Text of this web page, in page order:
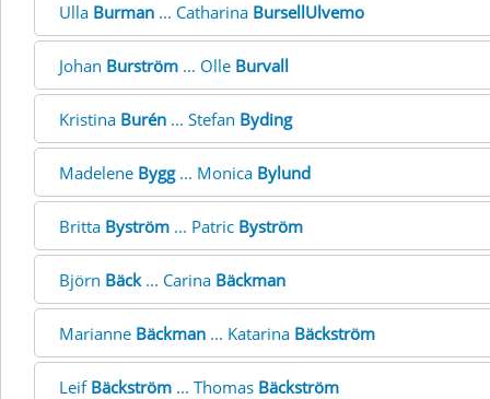
Ulla Burman ... Catharina BursellUlvemo
Johan Burström ... Olle Burvall
Kristina Burén ... Stefan Byding
Madelene Bygg... Monica Bylund
Britta Byström ... Patric Byström
Björn Bäck... Carina Bäckman
Marianne Bäckman ... Katarina Bäckström
Leif Bäckström ... Thomas Bäckström